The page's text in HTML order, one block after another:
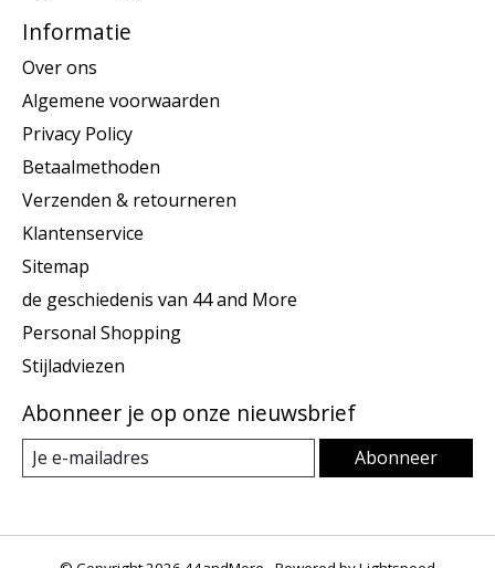
Informatie
Over ons
Algemene voorwaarden
Privacy Policy
Betaalmethoden
Verzenden & retourneren
Klantenservice
Sitemap
de geschiedenis van 44 and More
Personal Shopping
Stijladviezen
Abonneer je op onze nieuwsbrief
Abonneer